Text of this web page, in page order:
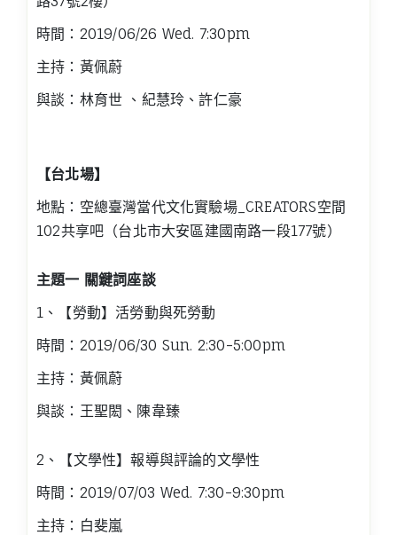
時間：2019/06/26 Wed. 7:30pm
主持：黃佩蔚
與談：林育世 、紀慧玲、許仁豪
【台北場】
地點：空總臺灣當代文化實驗場_CREATORS空間
102共享吧（台北市大安區建國南路一段177號）
主題一 關鍵詞座談
1、【勞動】活勞動與死勞動
時間：2019/06/30 Sun. 2:30-5:00pm
主持：黃佩蔚
與談：王聖閎、陳韋臻
2、【文學性】報導與評論的文學性
時間：2019/07/03 Wed. 7:30-9:30pm
主持：白斐嵐